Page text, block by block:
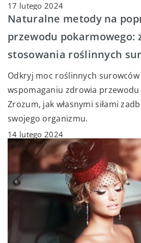
17 lutego 2024
Naturalne metody na
przewodu pokarmowego:
stosowania roślinnych
Odkryj moc roślinnych
wspomaganiu zdrowia
Zrozum, jak własnymi siłami
swojego organizmu.
14 lutego 2024